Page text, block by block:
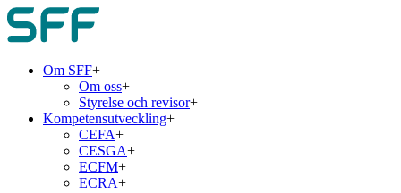
Om SFF+
Om oss+
Styrelse och revisor+
Kompetensutveckling+
CEFA+
CESGA+
ECFM+
ECRA+